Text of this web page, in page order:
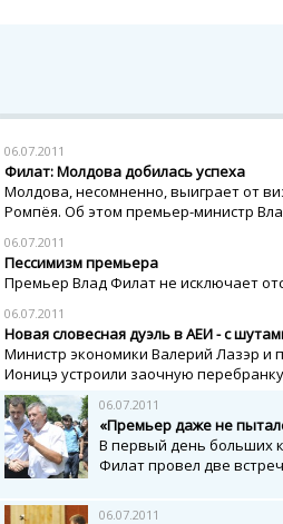
06.07.2011
Филат: Молдова добилась успеха
Молдова, несомненно, выиграет от
Ромпёя. Об этом премьер-министр
06.07.2011
Пессимизм премьера
Премьер Влад Филат не исключает
06.07.2011
Новая словесная дуэль в АЕИ - с
Министр экономики Валерий Лазэр и
Ионицэ устроили заочную
06.07.2011
«Премьер даже не
В первый день больших
Филат провел две
06.07.2011